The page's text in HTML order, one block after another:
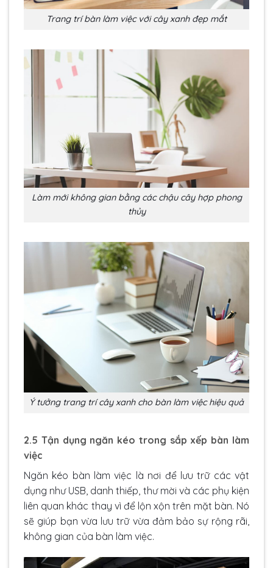
Trang trí bàn làm việc với cây xanh đẹp mắt
Làm mới không gian bằng các chậu cây hợp phong
thủy
Ý tưởng trang trí cây xanh cho bàn làm việc hiệu quả
2.5 Tận dụng ngăn kéo trong sắp xếp bàn làm
việc
Ngăn kéo bàn làm việc là nơi để lưu trữ các vật
dụng như USB, danh thiếp, thư mời và các phụ kiện
liên quan khác thay vì để lộn xộn trên mặt bàn. Nó
sẽ giúp bạn vừa lưu trữ vừa đảm bảo sự rộng rãi,
không gian của bàn làm việc.